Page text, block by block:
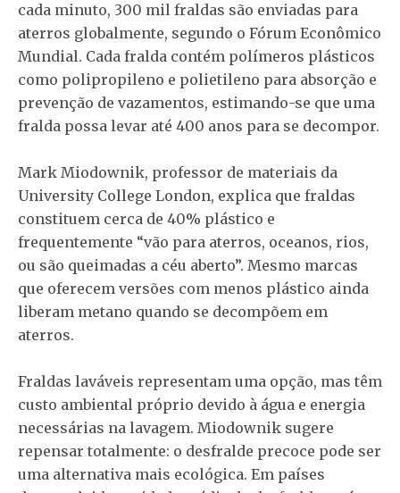
cada minuto, 300 mil fraldas são enviadas para
aterros globalmente, segundo o Fórum Econômico
Mundial. Cada fralda contém polímeros plásticos
como polipropileno e polietileno para absorção e
prevenção de vazamentos, estimando-se que uma
fralda possa levar até 400 anos para se decompor.
Mark Miodownik, professor de materiais da
University College London, explica que fraldas
constituem cerca de 40% plástico e
frequentemente “vão para aterros, oceanos, rios,
ou são queimadas a céu aberto”. Mesmo marcas
que oferecem versões com menos plástico ainda
liberam metano quando se decompõem em
aterros.
Fraldas laváveis representam uma opção, mas têm
custo ambiental próprio devido à água e energia
necessárias na lavagem. Miodownik sugere
repensar totalmente: o desfralde precoce pode ser
uma alternativa mais ecológica. Em países